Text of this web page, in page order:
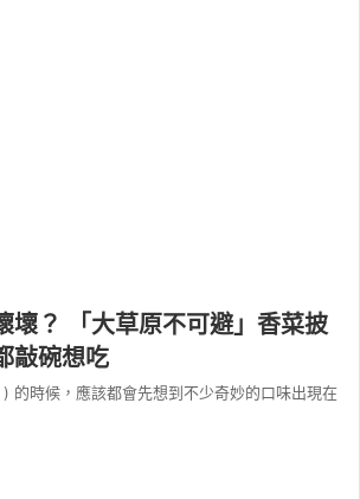
壞？ 「大草原不可避」香菜披
敲碗想吃
的時候，應該都會先想到不少奇妙的口味出現在